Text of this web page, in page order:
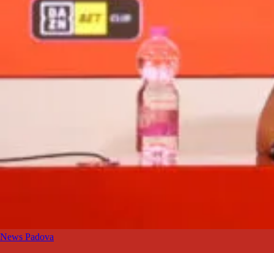
News Padova